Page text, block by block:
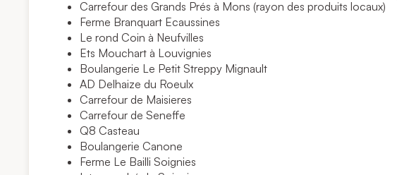
Carrefour des Grands Prés à Mons (rayon des produits locaux)
Ferme Branquart Ecaussines
Le rond Coin à Neufvilles
Ets Mouchart à Louvignies
Boulangerie Le Petit Streppy Mignault
AD Delhaize du Roeulx
Carrefour de Maisieres
Carrefour de Seneffe
Q8 Casteau
Boulangerie Canone
Ferme Le Bailli Soignies